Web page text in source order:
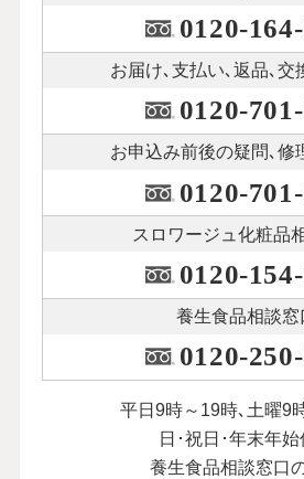
0120-
お届け､支払い､ 返品､交
0120-
お申込み前後の疑問､修
0120-
スロワージュ化粧品
0120-
養生食品相談窓
0120-
平日9時～19時､土曜9
日･祝日･年末年始
養生食品相談窓口